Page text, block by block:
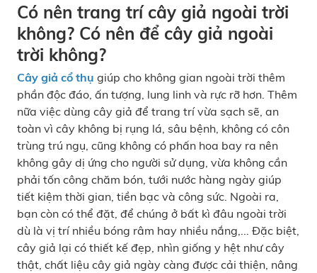
Có nên trang trí cây giả ngoài trời
không? Có nên để cây giả ngoài
trời không?
Cây giả cổ thụ giúp cho không gian ngoài trời thêm
phần độc đáo, ấn tượng, lung linh và rực rỡ hơn. Thêm
nữa việc dùng cây giả để trang trí vừa sạch sẽ, an
toàn vì cây không bị rụng lá, sâu bệnh, không có côn
trùng trú ngụ, cũng không có phấn hoa bay ra nên
không gây dị ứng cho người sử dụng, vừa không cần
phải tốn công chăm bón, tưới nước hàng ngày giúp
tiết kiệm thời gian, tiền bạc và công sức. Ngoài ra,
bạn còn có thể đặt, để chúng ở bất kì đâu ngoài trời
dù là vị trí nhiều bóng râm hay nhiều nắng,... Đặc biệt,
cây giả lại có thiết kế đẹp, nhìn giống y hệt như cây
thật, chất liệu cây giả ngày càng được cải thiện, nâng